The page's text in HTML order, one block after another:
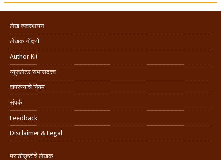
लेख व्यवस्थापन
लेखक नोंदणी
Author Kit
न्यूजलेटर सभासदत्त्व
वापरण्याचे नियम
संपर्क
Feedback
Disclaimer & Legal
मराठीसृष्टीचे लेखक